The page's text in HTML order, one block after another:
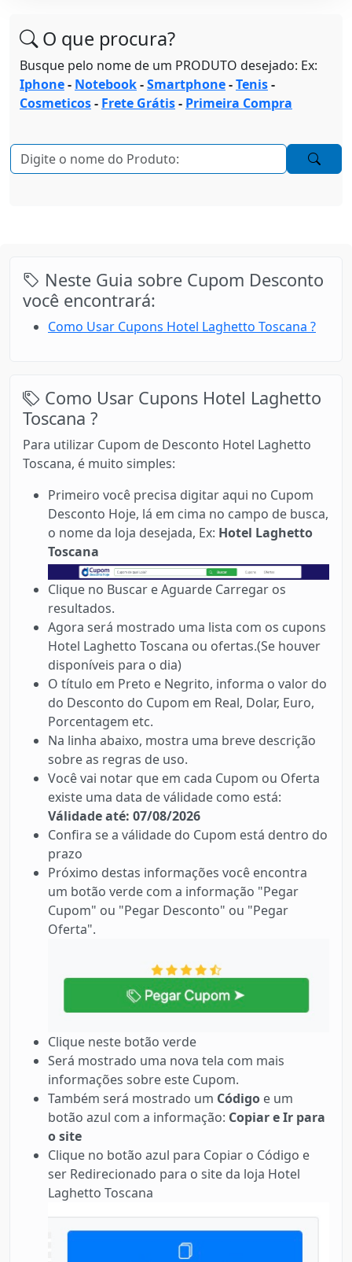
O que procura?
Busque pelo nome de um PRODUTO desejado: Ex:
Iphone- Notebook-Smartphone-Tenis-
Cosmeticos- Frete Grátis- Primeira Compra
Neste Guia sobre Cupom Desconto
você encontrará:
Como Usar Cupons Hotel Laghetto Toscana ?
Como Usar Cupons Hotel Laghetto
Toscana ?
Para utilizar Cupom de Desconto Hotel Laghetto
Toscana, é muito simples:
Primeiro você precisa digitar aqui no Cupom
Desconto Hoje, lá em cima no campo de busca,
o nome da loja desejada, Ex: Hotel Laghetto
Toscana
Clique no Buscar e Aguarde Carregar os
resultados.
Agora será mostrado uma lista com os cupons
Hotel Laghetto Toscana ou ofertas.(Se houver
disponíveis para o dia)
O título em Preto e Negrito, informa o valor do
do Desconto do Cupom em Real, Dolar, Euro,
Porcentagem etc.
Na linha abaixo, mostra uma breve descrição
sobre as regras de uso.
Você vai notar que em cada Cupom ou Oferta
existe uma data de válidade como está:
Válidade até: 07/08/2026
Confira se a válidade do Cupom está dentro do
prazo
Próximo destas informações você encontra
um botão verde com a informação "Pegar
Cupom" ou "Pegar Desconto" ou "Pegar
Oferta".
Clique neste botão verde
Será mostrado uma nova tela com mais
informações sobre este Cupom.
Também será mostrado um Código e um
botão azul com a informação: Copiar e Ir para
o site
Clique no botão azul para Copiar o Código e
ser Redirecionado para o site da loja Hotel
Laghetto Toscana